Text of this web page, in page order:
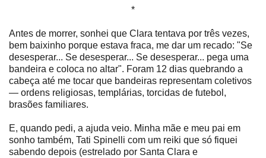
*
Antes de morrer, sonhei que Clara tentava por três vezes,
bem baixinho porque estava fraca, me dar um recado: "Se
desesperar... Se desesperar... Se desesperar... pega uma
bandeira e coloca no altar". Foram 12 dias quebrando a
cabeça até me tocar que bandeiras representam coletivos
— ordens religiosas, templárias, torcidas de futebol,
brasões familiares.
E, quando pedi, a ajuda veio. Minha mãe e meu pai em
sonho também, Tati Spinelli com um reiki que só fiquei
sabendo depois (estrelado por Santa Clara e